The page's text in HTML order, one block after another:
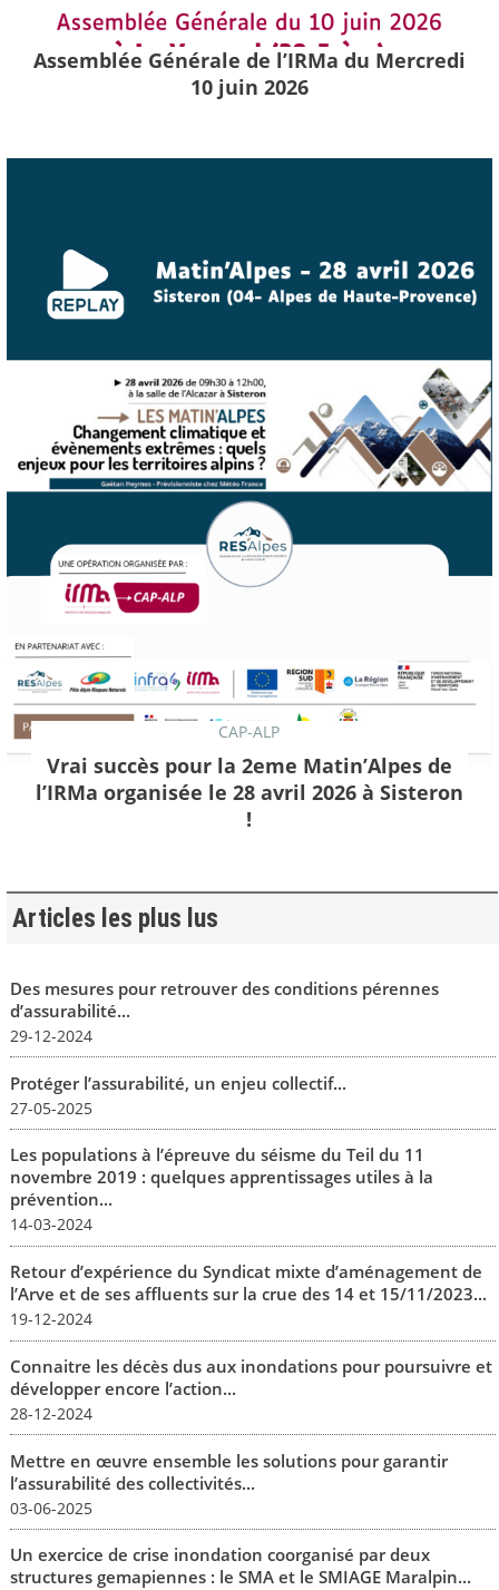
Assemblée Générale de l’IRMa du Mercredi
10 juin 2026
CAP-ALP
Vrai succès pour la 2eme Matin’Alpes de
l’IRMa organisée le 28 avril 2026 à Sisteron
!
Articles les plus lus
Des mesures pour retrouver des conditions pérennes
d’assurabilité...
29-12-2024
Protéger l’assurabilité, un enjeu collectif...
27-05-2025
Les populations à l’épreuve du séisme du Teil du 11
novembre 2019 : quelques apprentissages utiles à la
prévention...
14-03-2024
Retour d’expérience du Syndicat mixte d’aménagement de
l’Arve et de ses affluents sur la crue des 14 et 15/11/2023...
19-12-2024
Connaitre les décès dus aux inondations pour poursuivre et
développer encore l’action...
28-12-2024
Mettre en œuvre ensemble les solutions pour garantir
l’assurabilité des collectivités...
03-06-2025
Un exercice de crise inondation coorganisé par deux
structures gemapiennes : le SMA et le SMIAGE Maralpin...